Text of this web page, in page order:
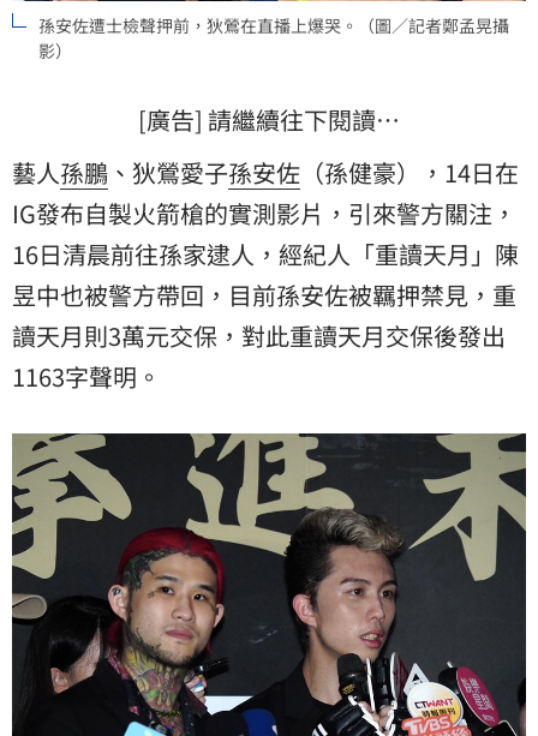
孫安佐遭士檢聲押前，狄鶯在直播上爆哭。（圖／記者鄭孟晃攝
影）
[廣告] 請繼續往下閱讀…
藝人孫鵬 、狄鶯愛子孫安佐 （孫健豪），14日在
IG發布自製火箭槍的實測影片，引來警方關注，
16日清晨前往孫家逮人，經紀人「重讀天月」 陳
昱中也被警方帶回，目前孫安佐被羈押禁見，重
讀天月則3萬元交保，對此重讀天月交保後發出
1163字聲明。